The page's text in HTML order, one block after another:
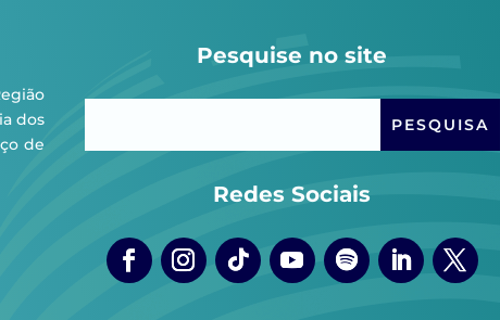
dos
de
Pesquise no site
Redes Sociais